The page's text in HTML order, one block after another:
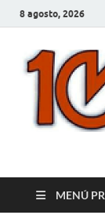
8 agosto, 2026
MENÚ